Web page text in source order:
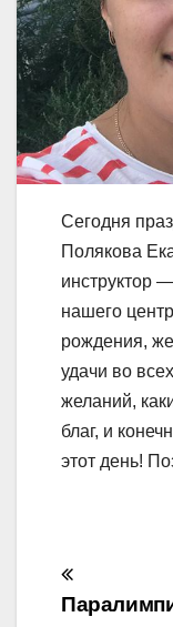
Сегодня
Полякова
инструктор
нашего
рождения,
удачи во
желаний,
благ, и
этот день!